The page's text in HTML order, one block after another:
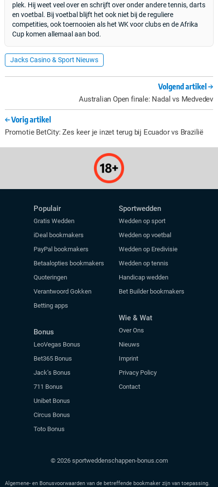
plek. Hij weet veel over en schrijft over onder andere tennis, darts
en voetbal. Bij voetbal blijft het ook niet bij de reguliere
competities, ook toernooien als het WK voor clubs en de Afrika
Cup komen allemaal aan bod.
Jacks Casino & Sport Nieuws
Volgend artikel
Australian Open finale: Nadal vs Medvedev
Vorig artikel
Promotie BetCity: Zes keer je inzet terug bij Ecuador vs Brazilië
Populair
Gratis Wedden
iDeal bookmakers
PayPal bookmakers
Betaalopties bookmakers
Quoteringen
Verantwoord Gokken
Betting apps
Bonus
LeoVegas Bonus
Bet365 Bonus
Jack’s Bonus
711 Bonus
Unibet Bonus
Circus Bonus
Toto Bonus
Sportwedden
Wedden op sport
Wedden op voetbal
Wedden op Eredivisie
Wedden op tennis
Handicap wedden
Bet Builder bookmakers
Wie & Wat
Over Ons
Nieuws
Imprint
Privacy Policy
Contact
© 2026 sportweddenschappen-bonus.com
Algemene- en Bonusvoorwaarden van de betreffende bookmaker zijn van toepassing.